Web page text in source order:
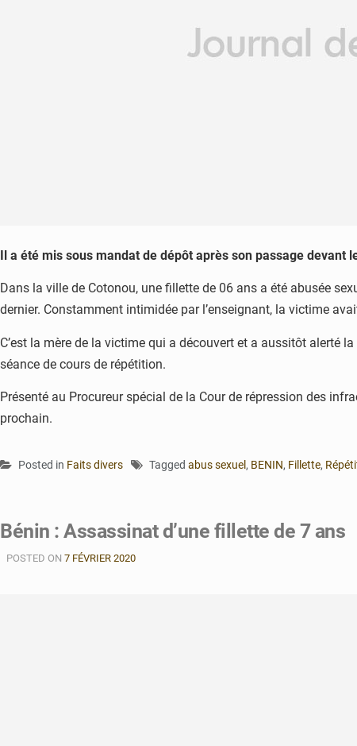
Il a été mis sous mandat de dépôt après son passage
Dans la ville de Cotonou, une fillette de 06 ans a été abusée
dernier. Constamment intimidée par l’enseignant, la victime
C’est la mère de la victime qui a découvert et a aussitôt alerté
séance de cours de répétition.
Présenté au Procureur spécial de la Cour de répression des
prochain.
Posted in Faits divers Tagged abus sexuel, BENIN, Fillette,
Bénin : Assassinat d’une fillette de 7 ans
POSTED ON 7 FÉVRIER 2020